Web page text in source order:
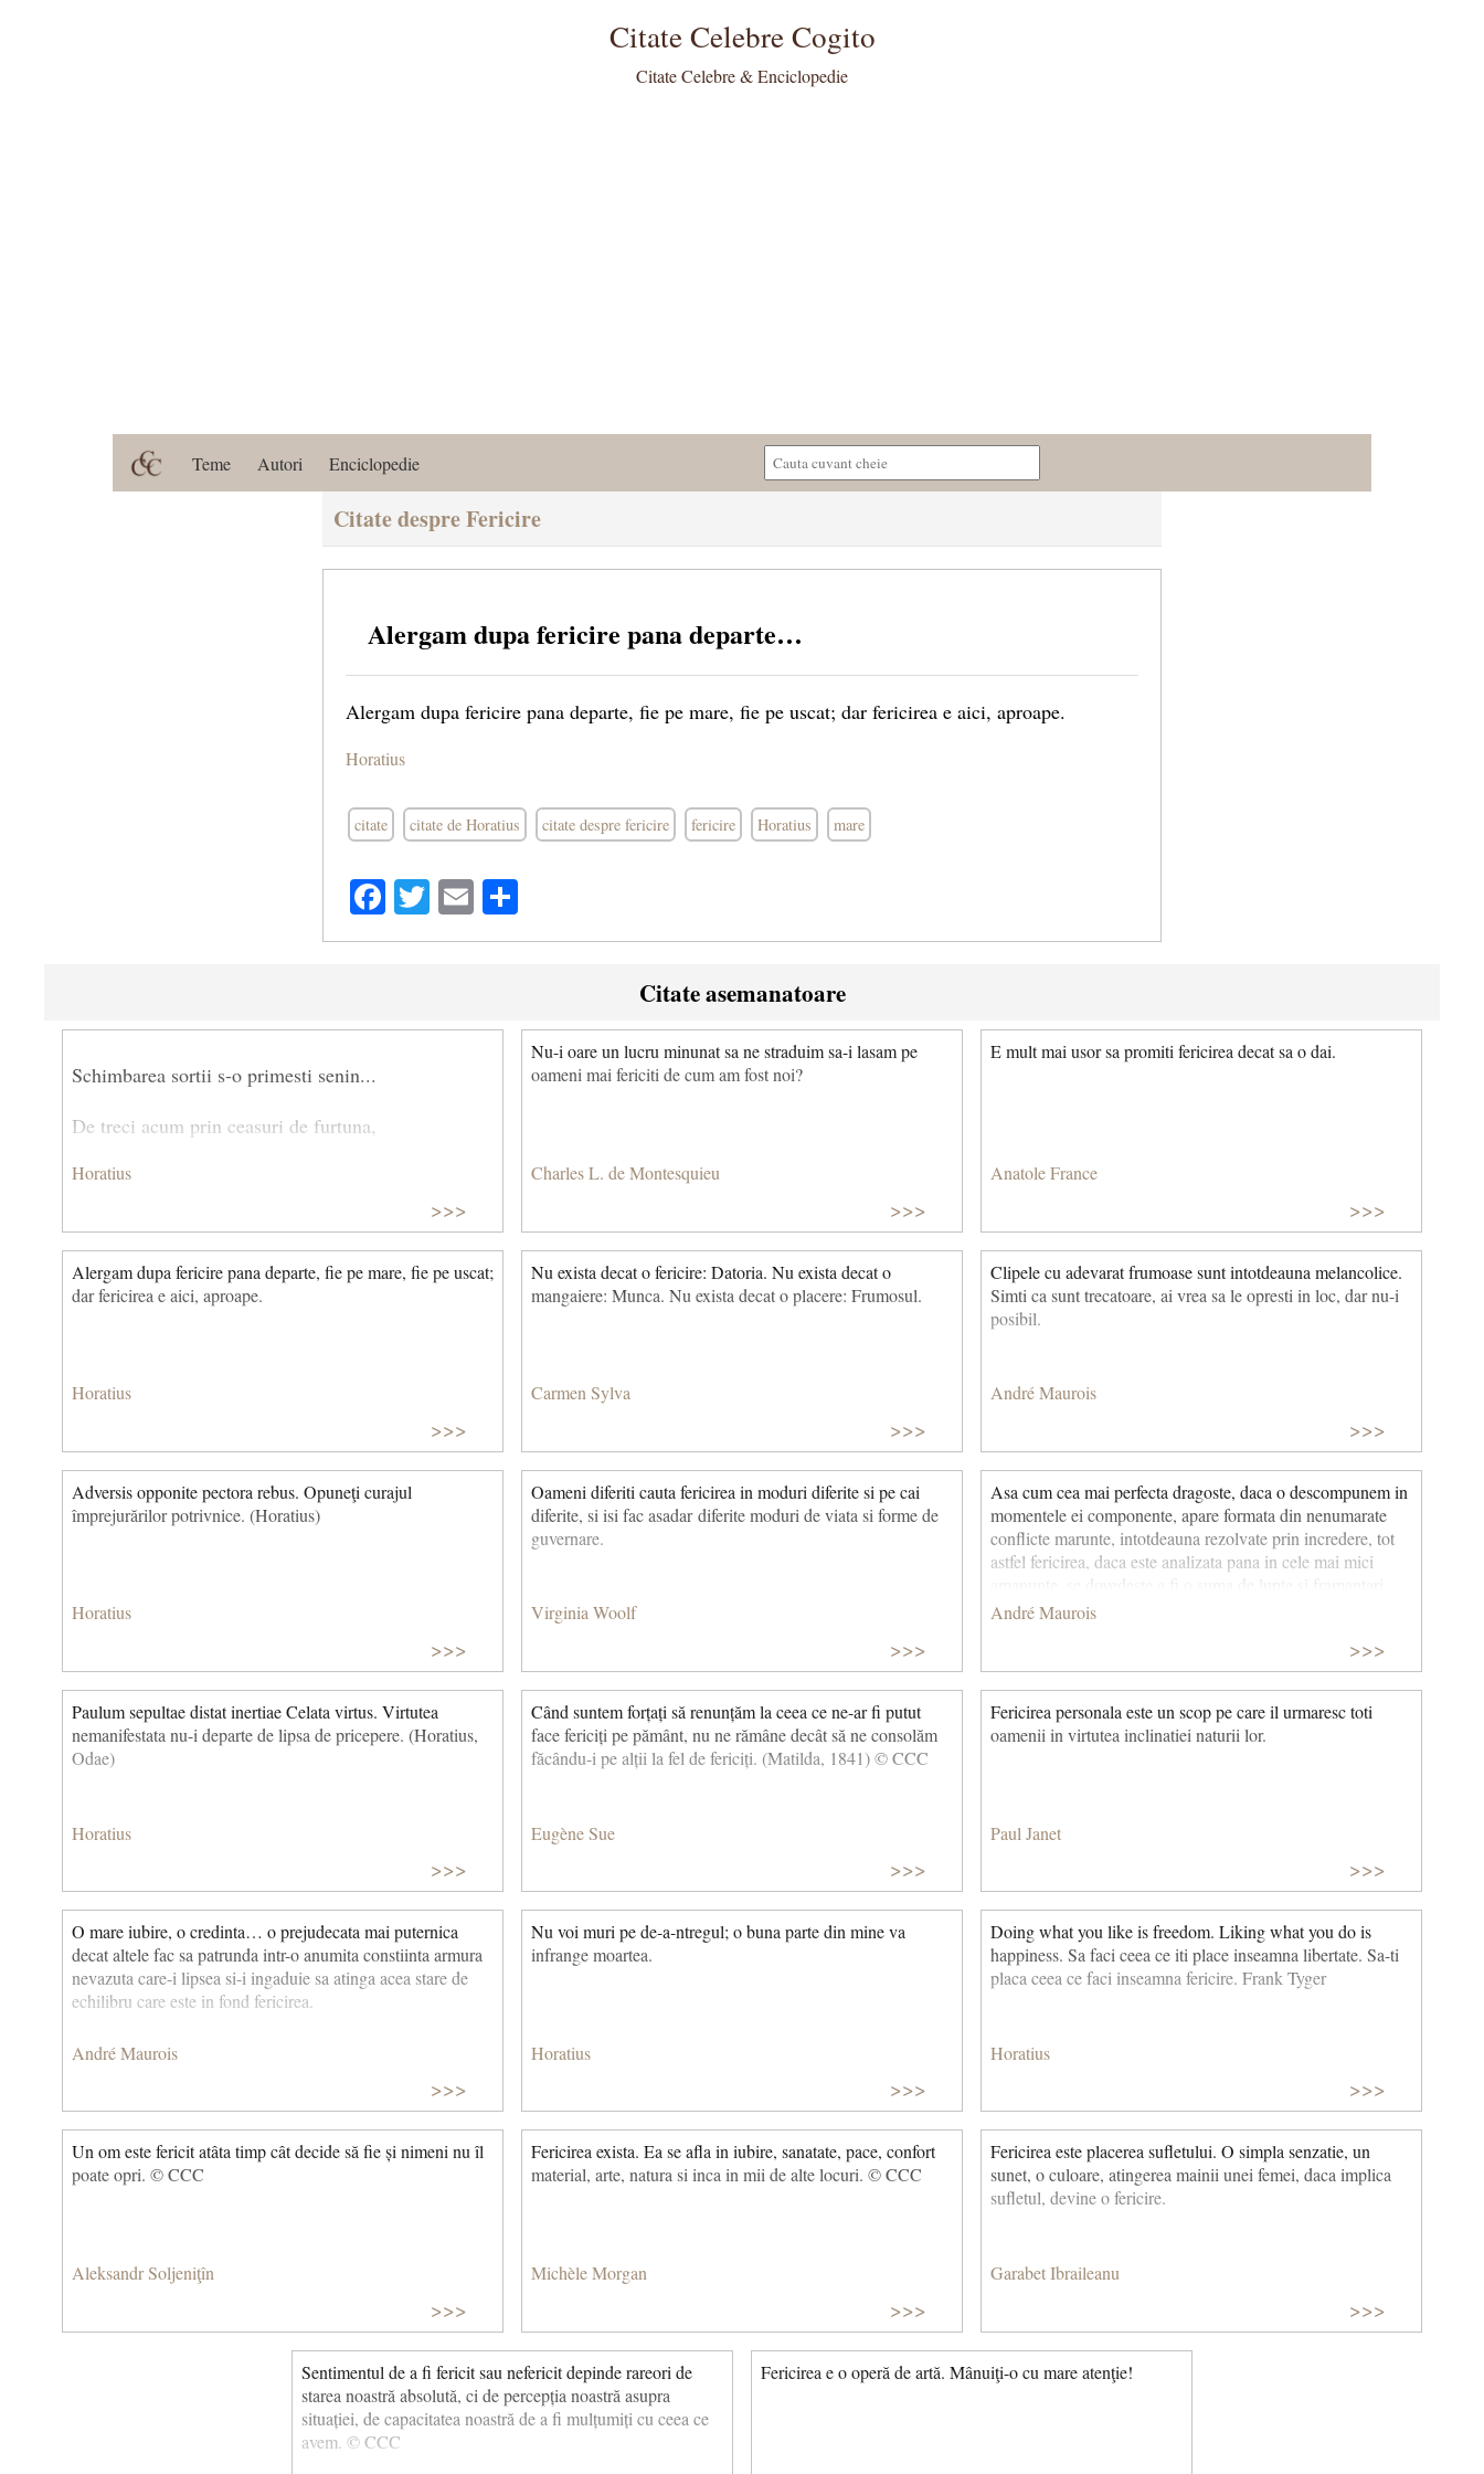
Citate Celebre Cogito
Citate Celebre & Enciclopedie
Teme Autori Enciclopedie
Citate despre Fericire
Alergam dupa fericire pana departe…
Alergam dupa fericire pana departe, fie pe mare, fie pe uscat; dar fericirea e aici, aproape.
Horatius
citate citate de Horatius citate despre fericire fericire Horatius mare
Facebook
Twitter
Email
Citate asemanatoare
Schimbarea sortii s-o primesti senin...
De treci acum prin ceasuri de furtuna,
nu-nseamna ca asa va fi si maine…
Fii inimos in fata sortii rele,
arata o tarie de granit.
Horatius
>>>
Nu-i oare un lucru minunat sa ne straduim sa-i lasam pe
oameni mai fericiti de cum am fost noi?
Charles L. de Montesquieu
>>>
E mult mai usor sa promiti fericirea decat sa o dai.
Anatole France
>>>
Alergam dupa fericire pana departe, fie pe mare, fie pe uscat;
dar fericirea e aici, aproape.
Horatius
>>>
Nu exista decat o fericire: Datoria. Nu exista decat o
mangaiere: Munca. Nu exista decat o placere: Frumosul.
Carmen Sylva
>>>
Clipele cu adevarat frumoase sunt intotdeauna melancolice.
Simti ca sunt trecatoare, ai vrea sa le opresti in loc, dar nu-i
posibil.
André Maurois
>>>
Adversis opponite pectora rebus. Opuneţi curajul
împrejurărilor potrivnice. (Horatius)
Horatius
>>>
Oameni diferiti cauta fericirea in moduri diferite si pe cai
diferite, si isi fac asadar diferite moduri de viata si forme de
guvernare.
Virginia Woolf
>>>
Asa cum cea mai perfecta dragoste, daca o descompunem in
momentele ei componente, apare formata din nenumarate
conflicte marunte, intotdeauna rezolvate prin incredere, tot
astfel fericirea, daca este analizata pana in cele mai mici
intotdeauna salvata de aparenta. (traducere CCC - Copyright
André Maurois
>>>
Paulum sepultae distat inertiae Celata virtus. Virtutea
nemanifestata nu-i departe de lipsa de pricepere. (Horatius,
Odae)
Horatius
>>>
Când suntem forțați să renunțăm la ceea ce ne-ar fi putut
face fericiți pe pământ, nu ne rămâne decât să ne consolăm
făcându-i pe alții la fel de fericiți. (Matilda, 1841) © CCC
Eugène Sue
>>>
Fericirea personala este un scop pe care il urmaresc toti
oamenii in virtutea inclinatiei naturii lor.
Paul Janet
>>>
O mare iubire, o credinta… o prejudecata mai puternica
decat altele fac sa patrunda intr-o anumita constiinta armura
nevazuta care-i lipsea si-i ingaduie sa atinga acea stare de
echilibru care este in fond fericirea.
André Maurois
>>>
Nu voi muri pe de-a-ntregul; o buna parte din mine va
infrange moartea.
Horatius
>>>
Doing what you like is freedom. Liking what you do is
happiness. Sa faci ceea ce iti place inseamna libertate. Sa-ti
placa ceea ce faci inseamna fericire. Frank Tyger
Horatius
>>>
Un om este fericit atâta timp cât decide să fie și nimeni nu îl
poate opri. © CCC
Aleksandr Soljeniţîn
>>>
Fericirea exista. Ea se afla in iubire, sanatate, pace, confort
material, arte, natura si inca in mii de alte locuri. © CCC
Michèle Morgan
>>>
Fericirea este placerea sufletului. O simpla senzatie, un
sunet, o culoare, atingerea mainii unei femei, daca implica
sufletul, devine o fericire.
Garabet Ibraileanu
>>>
Sentimentul de a fi fericit sau nefericit depinde rareori de
starea noastră absolută, ci de percepția noastră asupra
situației, de capacitatea noastră de a fi mulțumiți cu ceea ce
avem. © CCC
Fericirea e o operă de artă. Mânuiţi-o cu mare atenţie!